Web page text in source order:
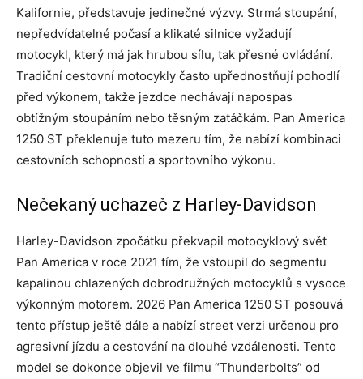
Kalifornie, představuje jedinečné výzvy. Strmá stoupání,
nepředvídatelné počasí a klikaté silnice vyžadují
motocykl, který má jak hrubou sílu, tak přesné ovládání.
Tradiční cestovní motocykly často upřednostňují pohodlí
před výkonem, takže jezdce nechávají napospas
obtížným stoupáním nebo těsným zatáčkám. Pan America
1250 ST překlenuje tuto mezeru tím, že nabízí kombinaci
cestovních schopností a sportovního výkonu.
Nečekaný uchazeč z Harley-Davidson
Harley-Davidson zpočátku překvapil motocyklový svět
Pan America v roce 2021 tím, že vstoupil do segmentu
kapalinou chlazených dobrodružných motocyklů s vysoce
výkonným motorem. 2026 Pan America 1250 ST posouvá
tento přístup ještě dále a nabízí street verzi určenou pro
agresivní jízdu a cestování na dlouhé vzdálenosti. Tento
model se dokonce objevil ve filmu “Thunderbolts” od